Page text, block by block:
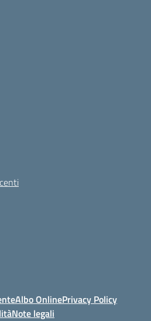
Albo OnlinePrivacy Policy
Note legali